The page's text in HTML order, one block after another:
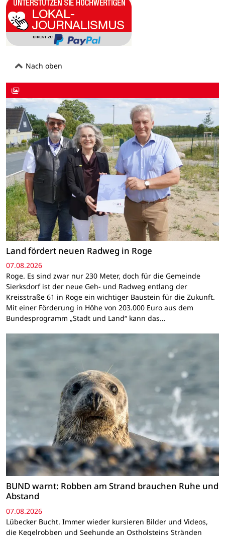
Nach oben
Land fördert neuen Radweg in Roge
07.08.2026
Roge. Es sind zwar nur 230 Meter, doch für die Gemeinde
Sierksdorf ist der neue Geh- und Radweg entlang der
Kreisstraße 61 in Roge ein wichtiger Baustein für die Zukunft.
Mit einer Förderung in Höhe von 203.000 Euro aus dem
Bundesprogramm „Stadt und Land“ kann das…
BUND warnt: Robben am Strand brauchen Ruhe und
Abstand
07.08.2026
Lübecker Bucht. Immer wieder kursieren Bilder und Videos,
die Kegelrobben und Seehunde an Ostholsteins Stränden